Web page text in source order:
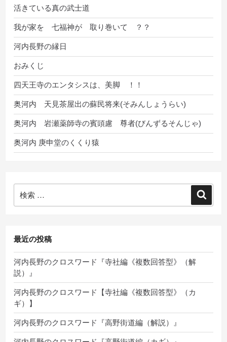
活きている真の武士道
我が家を 七福神が 取り巻いて ？？
河内長野の縁日
おみくじ
四天王寺のエンタシスは、美脚 ！！
奥河内 天見茶屋出の蘇民将来(そみんしょうらい)
奥河内 岩瀬薬師寺の賓頭慮 尊者(びんずるそんじゃ)
奥河内 庚申堂のくくり猿
索:
索
最近の投稿
河内長野のクロスワード『寺社編《複数回答型》（解
説）』
河内長野のクロスワード【寺社編《複数回答型》（カ
ギ）】
河内長野のクロスワード『高野街道編（解説）』